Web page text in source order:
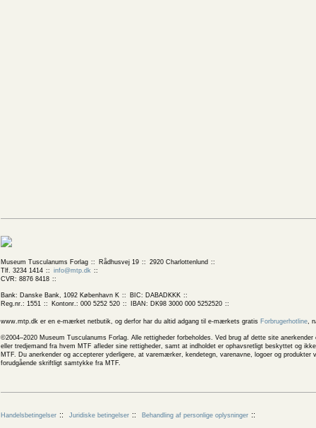
Museum Tusculanums Forlag Rådhusvej 19
2920 Charlottenlund
Tlf. 3234 1414
info@mtp.dk
CVR: 8876 8418
Bank: Danske Bank, 1092 København K
BIC: DABADKKK
Reg.nr.: 1551
Kontonr.: 000 5252 520 IBAN: DK98 3000 000 5252520
www.mtp.dk er en e-mærket netbutik, og derfor har du altid adgang til e-mærkets gratis Forbrugerhotline,
©2004–2020 Museum Tusculanums Forlag. Alle rettigheder forbeholdes. Ved brug af dette site
eller tredjemand fra hvem MTF afleder sine rettigheder, samt at indholdet er ophavsretligt beskyttet og
MTF. Du anerkender og accepterer yderligere, at varemærker, kendetegn, varenavne, logoer og
forudgående skriftligt samtykke fra MTF.
Handelsbetingelser Juridiske betingelser Behandling af personlige oplysninger